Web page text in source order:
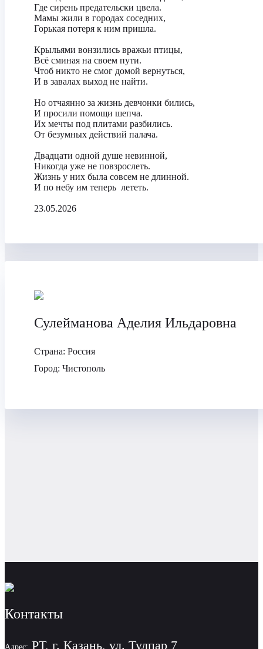
Где сирень предательски цвела.
Мамы жили в городах соседних,
Горькая потеря к ним пришла.
Крыльями вонзились вражьи птицы,
Всё сминая на своем пути.
Чтоб никто не смог домой вернуться,
И в завалах выход не найти.
Но отчаянно за жизнь девчонки бились,
И просили помощи шепча.
Их мечты под плитами разбились.
От безумных действий палача.
Двадцати одной душе невинной,
Никогда уже не повзрослеть.
Жизнь у них была совсем не длинной.
И по небу им теперь лететь.
23.05.2026
Сулейманова Аделия Ильдаровна
Страна: Россия
Город: Чистополь
Контакты
Адрес: РТ, г. Казань, ул. Тулпар 7